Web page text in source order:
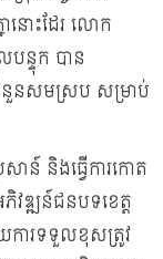
នោះដែរ លោក
បន្ទុក បាន
នសមស្រប សម្រាប់
ន៍ និងធ្វើការកោត
ភិវឌ្ឍន៍ជនបទខេត្ត
ការទទួលខុសត្រូវ